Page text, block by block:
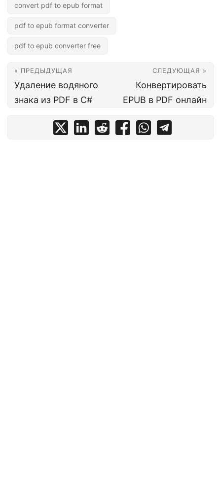
convert pdf to epub format
pdf to epub format converter
pdf to epub converter free
« ПРЕДЫДУЩАЯ
Удаление водяного
знака из PDF в C#
СЛЕДУЮЩАЯ »
Конвертировать
EPUB в PDF онлайн